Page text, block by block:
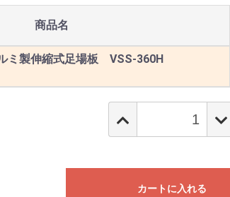
商品名
ミ製伸縮式足場板 VSS-360H
カートに入れる